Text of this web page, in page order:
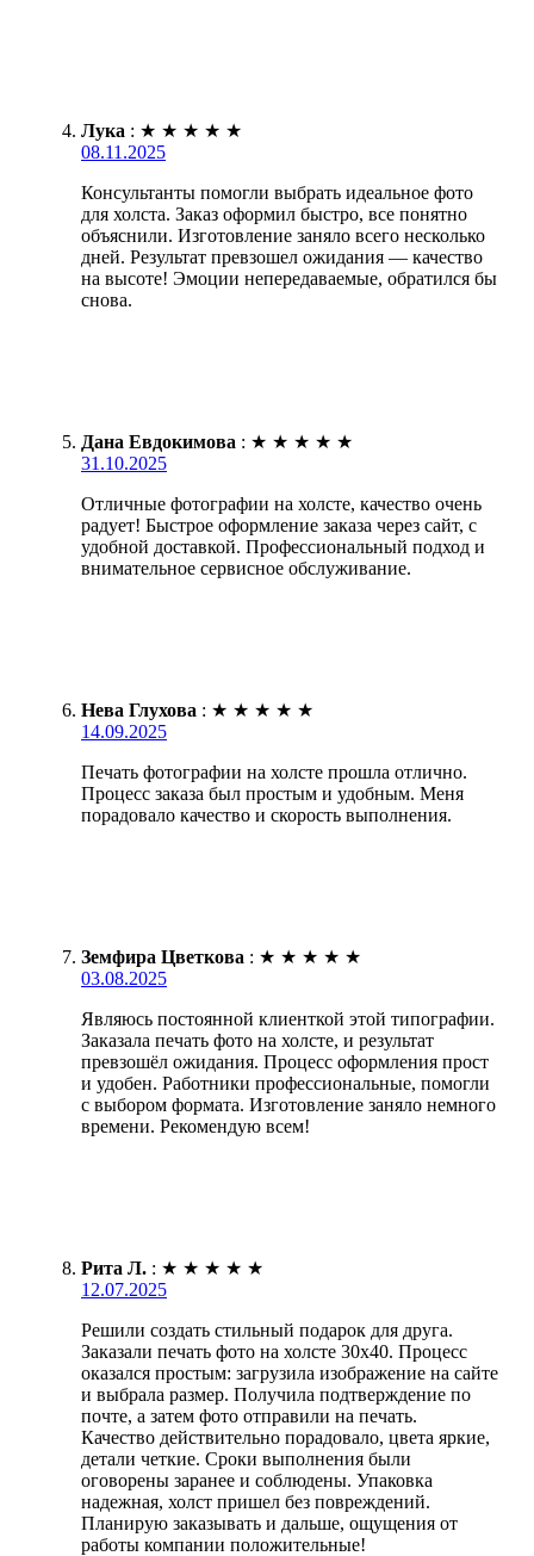
Лука : ★ ★ ★ ★ ★
08.11.2025
Консультанты помогли выбрать идеальное фото
для холста. Заказ оформил быстро, все понятно
объяснили. Изготовление заняло всего несколько
дней. Результат превзошел ожидания — качество
на высоте! Эмоции непередаваемые, обратился бы
снова.
Дана Евдокимова : ★ ★ ★ ★ ★
31.10.2025
Отличные фотографии на холсте, качество очень
радует! Быстрое оформление заказа через сайт, с
удобной доставкой. Профессиональный подход и
внимательное сервисное обслуживание.
Нева Глухова : ★ ★ ★ ★ ★
14.09.2025
Печать фотографии на холсте прошла отлично.
Процесс заказа был простым и удобным. Меня
порадовало качество и скорость выполнения.
Земфира Цветкова : ★ ★ ★ ★ ★
03.08.2025
Являюсь постоянной клиенткой этой типографии.
Заказала печать фото на холсте, и результат
превзошёл ожидания. Процесс оформления прост
и удобен. Работники профессиональные, помогли
с выбором формата. Изготовление заняло немного
времени. Рекомендую всем!
Рита Л. : ★ ★ ★ ★ ★
12.07.2025
Решили создать стильный подарок для друга.
Заказали печать фото на холсте 30х40. Процесс
оказался простым: загрузила изображение на сайте
и выбрала размер. Получила подтверждение по
почте, а затем фото отправили на печать.
Качество действительно порадовало, цвета яркие,
детали четкие. Сроки выполнения были
оговорены заранее и соблюдены. Упаковка
надежная, холст пришел без повреждений.
Планирую заказывать и дальше, ощущения от
работы компании положительные!